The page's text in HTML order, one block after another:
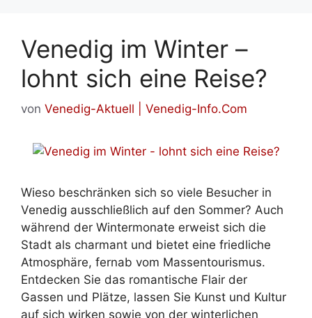
Venedig im Winter –
lohnt sich eine Reise?
von Venedig-Aktuell | Venedig-Info.Com
Wieso beschränken sich so viele Besucher in
Venedig ausschließlich auf den Sommer? Auch
während der Wintermonate erweist sich die
Stadt als charmant und bietet eine friedliche
Atmosphäre, fernab vom Massentourismus.
Entdecken Sie das romantische Flair der
Gassen und Plätze, lassen Sie Kunst und Kultur
auf sich wirken sowie von der winterlichen